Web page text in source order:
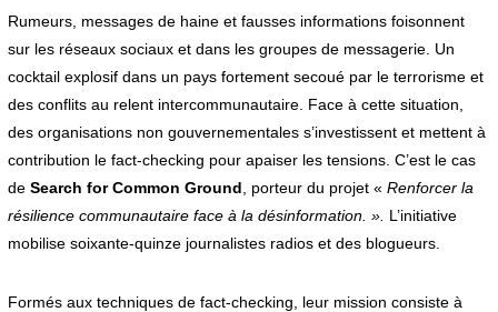
2
2
Rumeurs, messages de haine et fausses informations foisonnent
sur les réseaux sociaux et dans les groupes de messagerie. Un
cocktail explosif dans un pays fortement secoué par le terrorisme et
des conflits au relent intercommunautaire. Face à cette situation,
des organisations non gouvernementales s’investissent et mettent à
contribution le fact-checking pour apaiser les tensions. C’est le cas
de Search for Common Ground , porteur du projet « Renforcer la
résilience communautaire face à la désinformation. ». L’initiative
mobilise soixante-quinze journalistes radios et des blogueurs.
Formés aux techniques de fact-checking, leur mission consiste à